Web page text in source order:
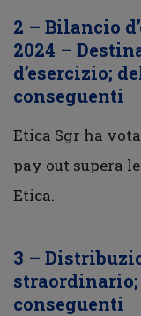
2 – Bilancio
2024 –
d’esercizio;
conseguenti
Etica Sgr ha
pay out supera
Etica.
3 –
conseguenti